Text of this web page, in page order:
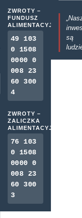
ZWROTY –
FUNDUSZ
ALIMENTACYJNY
49 103
0 1508
0000 0
008 23
60 300
4
ZWROTY –
ZALICZKA
ALIMENTACYJNA
76 103
0 1508
0000 0
008 23
60 300
3
są